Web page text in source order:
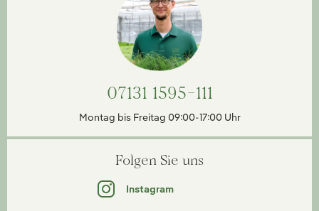
07131 1595-111
Montag bis Freitag 09:00-17:00 Uhr
Folgen Sie uns
Instagram